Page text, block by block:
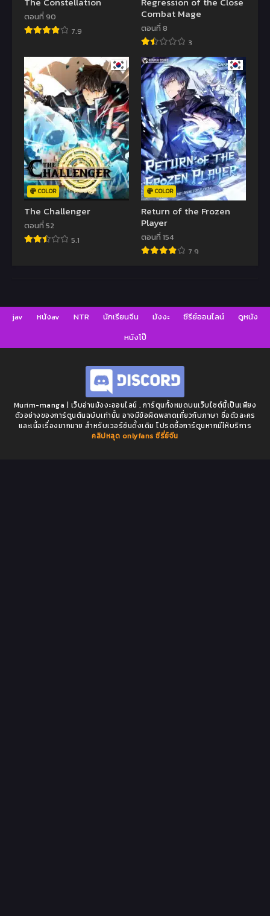
ตอนที่ 90
7.9
Combat Mage
ตอนที่ 8
3
COLOR
The Challenger
ตอนที่ 52
5.1
COLOR
Return of the Frozen
Player
ตอนที่ 154
7.9
jav หนังav NTR นักเรียนจีน มังงะ ซีรีย์ออนไลน์
ดูหนัง
หนังโป๊
Murim-manga | เว็บอ่านมังงะออนไลน์ , การ์ตูนทั้งหมดบนเว็บไซต์นี้เป็นเพียง
ตัวอย่างของการ์ตูนต้นฉบับเท่านั้น อาจมีข้อผิดพลาดเกี่ยวกับภาษา ชื่อตัวละคร
และเนื้อเรื่องมากมาย สำหรับเวอร์ชันดั้งเดิม โปรดซื้อการ์ตูนหากมีให้บริการ
คลิปหลุด onlyfans ซีรี่ย์จีน